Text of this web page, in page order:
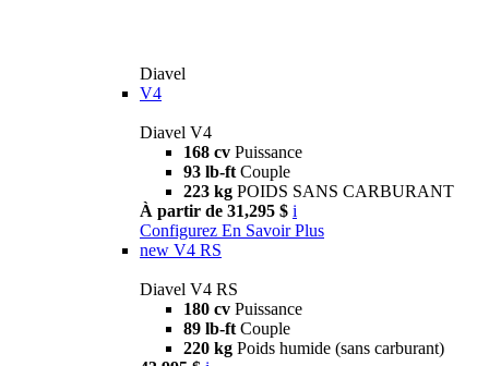
Diavel
V4
Diavel V4
168 cv Puissance
93 lb-ft Couple
223 kg POIDS SANS CARBURANT
À partir de 31,295 $ i
Configurez En Savoir Plus
new V4 RS
Diavel V4 RS
180 cv Puissance
89 lb-ft Couple
220 kg Poids humide (sans carburant)